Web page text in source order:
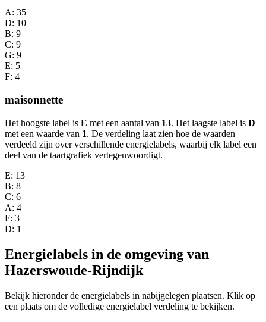
A: 35
D: 10
B: 9
C: 9
G: 9
E: 5
F: 4
maisonnette
Het hoogste label is E met een aantal van 13. Het laagste label is D
met een waarde van 1. De verdeling laat zien hoe de waarden
verdeeld zijn over verschillende energielabels, waarbij elk label een
deel van de taartgrafiek vertegenwoordigt.
E: 13
B: 8
C: 6
A: 4
F: 3
D: 1
Energielabels in de omgeving van
Hazerswoude-Rijndijk
Bekijk hieronder de energielabels in nabijgelegen plaatsen. Klik op
een plaats om de volledige energielabel verdeling te bekijken.